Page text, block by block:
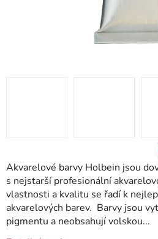
Akvarelové barvy Holbein jsou
s nejstarší profesionální
vlastnosti a kvalitu se řadí k
akvarelových barev. Barvy jsou
pigmentu a neobsahují volskou...